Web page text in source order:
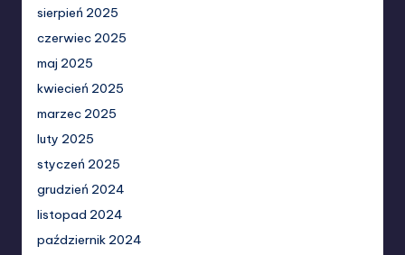
sierpień 2025
czerwiec 2025
maj 2025
kwiecień 2025
marzec 2025
luty 2025
styczeń 2025
grudzień 2024
listopad 2024
październik 2024